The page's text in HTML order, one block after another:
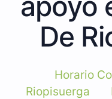
De
Horario
Riopisuerga